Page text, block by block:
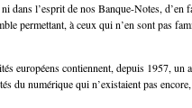
dans l’esprit de nos Banque-Notes, d’en
permettant, à ceux qui n’en sont pas
européens contiennent, depuis 1957, un
du numérique qui n’existaient pas